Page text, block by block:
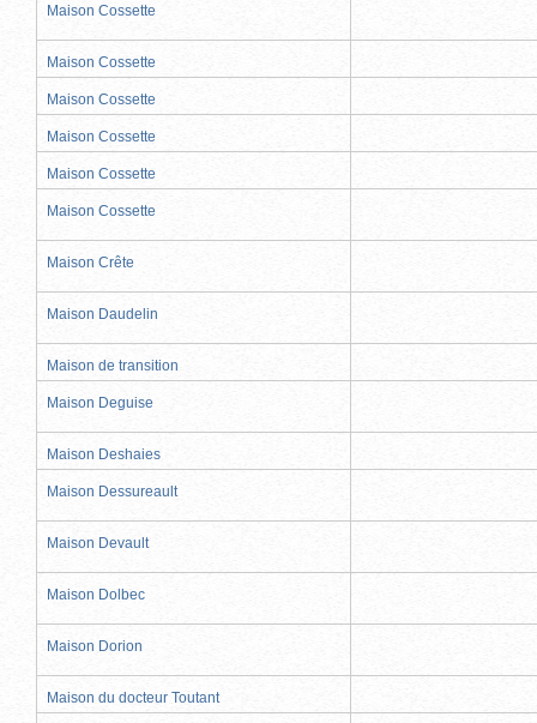
Maison Cossette
Maison Cossette
Maison Cossette
Maison Cossette
Maison Cossette
Maison Cossette
Maison Crête
Maison Daudelin
Maison de transition
Maison Deguise
Maison Deshaies
Maison Dessureault
Maison Devault
Maison Dolbec
Maison Dorion
Maison du docteur Toutant